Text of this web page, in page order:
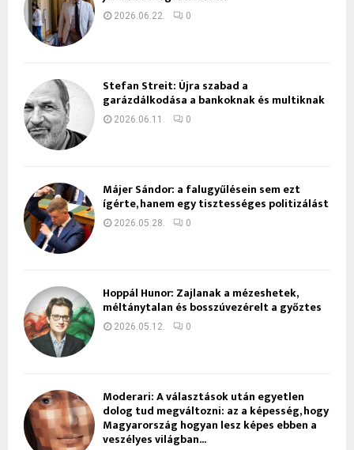
2026.06.22. 0
Stefan Streit: Újra szabad a
garázdálkodása a bankoknak és multiknak
2026.06.11. 0
Májer Sándor: a falugyűlésein sem ezt
ígérte, hanem egy tisztességes politizálást
2026.05.28. 0
Hoppál Hunor: Zajlanak a mézeshetek,
méltánytalan és bosszúvezérelt a győztes
2026.05.12. 0
Moderari: A választások után egyetlen
dolog tud megváltozni: az a képesség, hogy
Magyarország hogyan lesz képes ebben a
veszélyes világban...